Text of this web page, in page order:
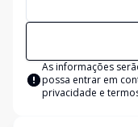
As informações
possa entrar em
privacidade e